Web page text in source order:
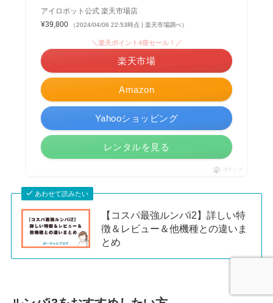
アイロボット公式 楽天市場店
¥39,800
（2024/04/06 22:53時点 | 楽天市場調べ）
Amazon
＼楽天ポイント4倍セール！／
楽天市場
Yahooショッピング
レンタルを見る
ポチップ
あわせて読みたい
【コスパ最強ルンバi2】詳しい特
徴＆レビュー＆他機種との違いま
とめ